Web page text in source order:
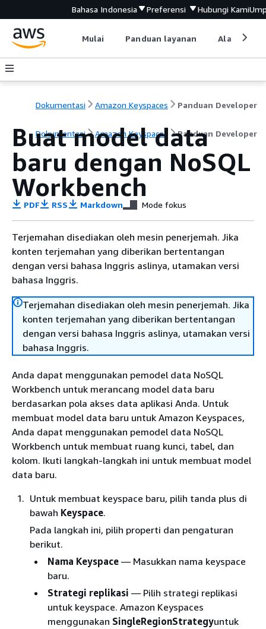
Bahasa Indonesia Preferensi Hubungi Kami
Mulai Panduan layanan Alat
Dokumentasi Amazon Keyspaces Panduan Developer
Dokumentasi Amazon Keyspaces Panduan Developer
Buat model data
baru dengan NoSQL
Workbench
PDF RSS Markdown Mode fokus
Terjemahan disediakan oleh mesin penerjemah. Jika
konten terjemahan yang diberikan bertentangan
dengan versi bahasa Inggris aslinya, utamakan versi
bahasa Inggris.
Terjemahan disediakan oleh mesin penerjemah. Jika
konten terjemahan yang diberikan bertentangan
dengan versi bahasa Inggris aslinya, utamakan versi
bahasa Inggris.
Anda dapat menggunakan pemodel data NoSQL
Workbench untuk merancang model data baru
berdasarkan pola akses data aplikasi Anda. Untuk
membuat model data baru untuk Amazon Keyspaces,
Anda dapat menggunakan pemodel data NoSQL
Workbench untuk membuat ruang kunci, tabel, dan
kolom. Ikuti langkah-langkah ini untuk membuat model
data baru.
Untuk membuat keyspace baru, pilih tanda plus di
bawah Keyspace.
Pada langkah ini, pilih properti dan pengaturan
berikut.
Nama Keyspace — Masukkan nama keyspace
baru.
Strategi replikasi — Pilih strategi replikasi
untuk keyspace. Amazon Keyspaces
menggunakan SingleRegionStrategyuntuk